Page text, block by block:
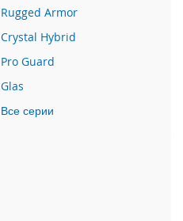
Rugged Armor
Crystal Hybrid
Pro Guard
Glas
Все серии